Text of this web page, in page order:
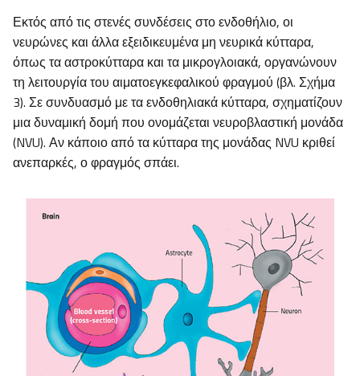
Εκτός από τις στενές συνδέσεις στο ενδοθήλιο, οι
νευρώνες και άλλα εξειδικευμένα μη νευρικά κύτταρα,
όπως τα αστροκύτταρα και τα μικρογλοιακά, οργανώνουν
τη λειτουργία του αιματοεγκεφαλικού φραγμού (βλ. Σχήμα
3). Σε συνδυασμό με τα ενδοθηλιακά κύτταρα, σχηματίζουν
μια δυναμική δομή που ονομάζεται νευροβλαστική μονάδα
(NVU). Αν κάποιο από τα κύτταρα της μονάδας NVU κριθεί
ανεπαρκές, ο φραγμός σπάει.